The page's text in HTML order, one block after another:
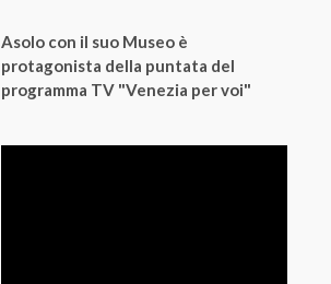
Asolo con il suo Museo è
protagonista della puntata del
programma TV "Venezia per voi"